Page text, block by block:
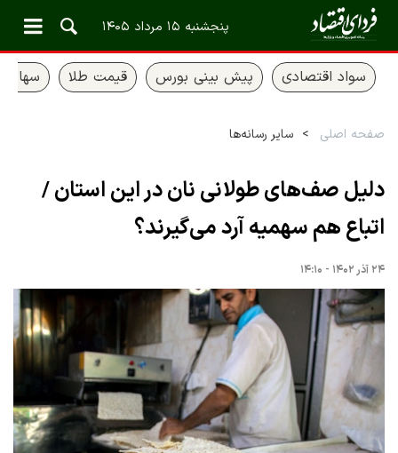
پنجشنبه ۱۵ مرداد ۱۴۰۵
سواد اقتصادی پیش بینی بورس قیمت طلا سهام
صفحه اصلی سایر رسانه‌ها
دلیل صف‌های طولانی نان در این استان /
اتباع هم سهمیه آرد می‌گیرند؟
۲۴ آذر ۱۴۰۲ - ۱۴:۱۰